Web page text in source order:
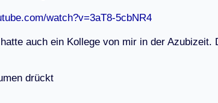
watch?v=3aT8-5cbNR4
hatte auch ein Kollege von mir in der Azubizeit.
men drückt